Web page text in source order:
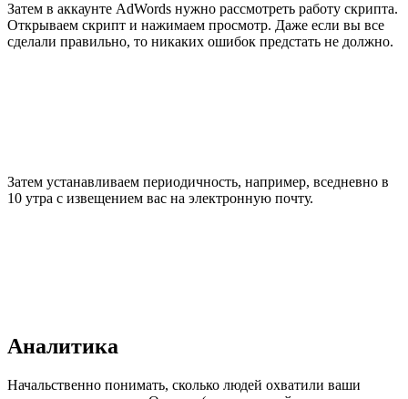
Затем в аккаунте AdWords нужно рассмотреть работу скрипта.
Открываем скрипт и нажимаем просмотр. Даже если вы все
сделали правильно, то никаких ошибок предстать не должно.
Затем устанавливаем периодичность, например, вседневно в
10 утра с извещением вас на электронную почту.
Аналитика
Начальственно понимать, сколько людей охватили ваши